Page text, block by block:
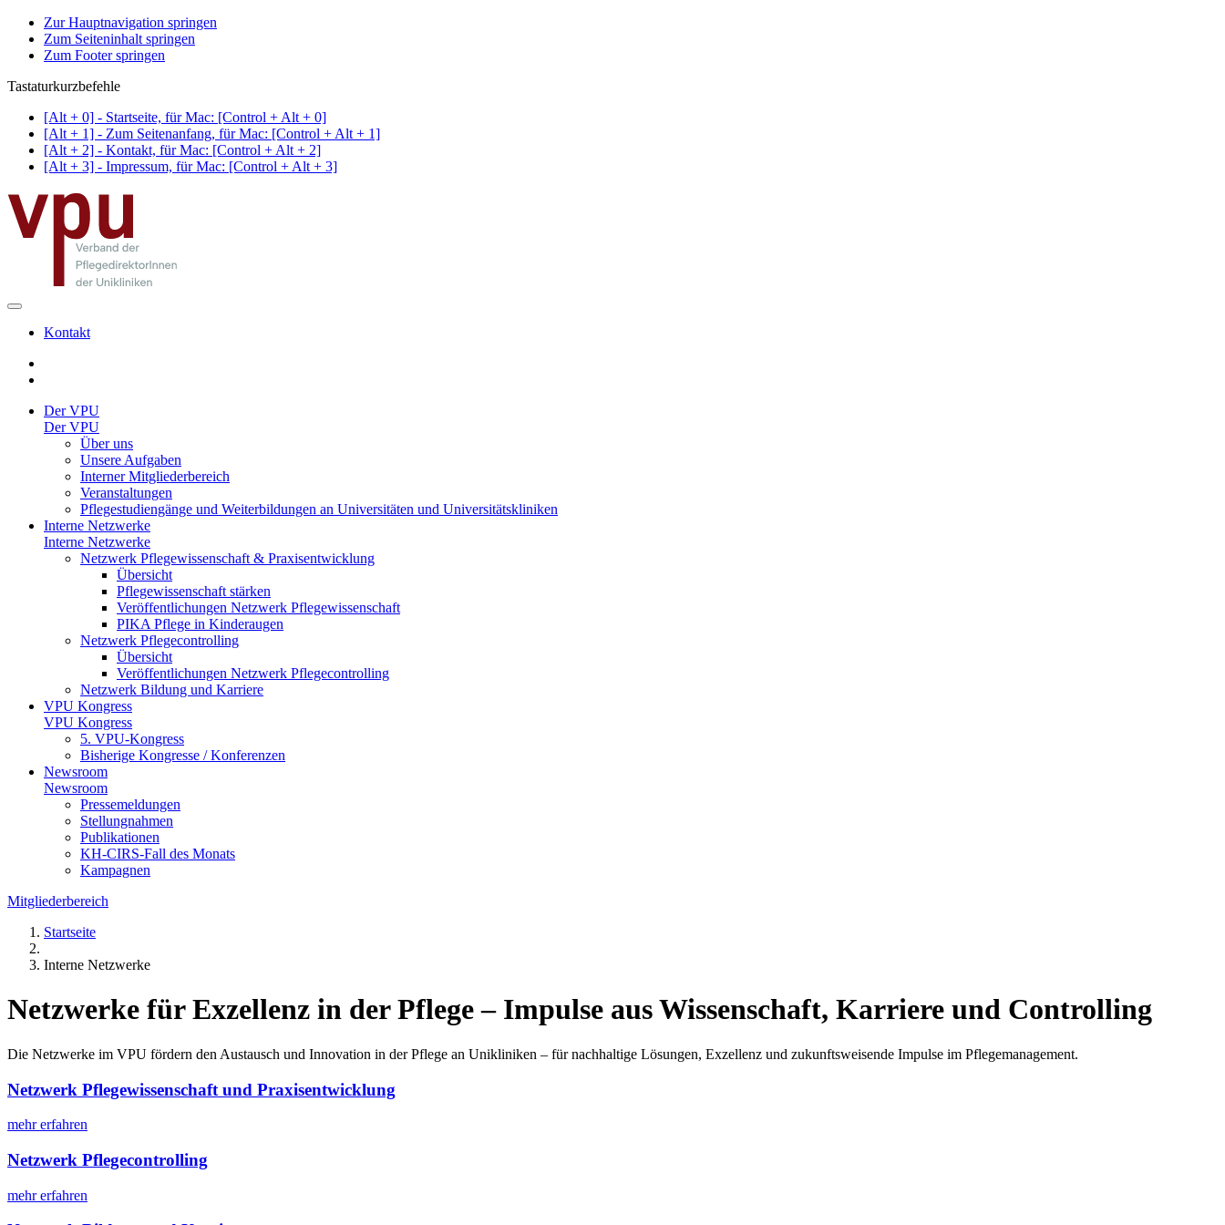
Zur Hauptnavigation springen
Zum Seiteninhalt springen
Zum Footer springen
Tastaturkurzbefehle
[Alt + 0] - Startseite, für Mac: [Control + Alt + 0]
[Alt + 1] - Zum Seitenanfang, für Mac: [Control + Alt + 1]
[Alt + 2] - Kontakt, für Mac: [Control + Alt + 2]
[Alt + 3] - Impressum, für Mac: [Control + Alt + 3]
Kontakt
Der VPU
Der VPU
Über uns
Unsere Aufgaben
Interner Mitgliederbereich
Veranstaltungen
Pflegestudiengänge und Weiterbildungen an Universitäten und Universitätskliniken
Interne Netzwerke
Interne Netzwerke
Netzwerk Pflegewissenschaft & Praxisentwicklung
Übersicht
Pflegewissenschaft stärken
Veröffentlichungen Netzwerk Pflegewissenschaft
PIKA Pflege in Kinderaugen
Netzwerk Pflegecontrolling
Übersicht
Veröffentlichungen Netzwerk Pflegecontrolling
Netzwerk Bildung und Karriere
VPU Kongress
VPU Kongress
5. VPU-Kongress
Bisherige Kongresse / Konferenzen
Newsroom
Newsroom
Pressemeldungen
Stellungnahmen
Publikationen
KH-CIRS-Fall des Monats
Kampagnen
Mitgliederbereich
Startseite
Interne Netzwerke
Netzwerke für Exzellenz in der Pflege – Impulse aus Wissenschaft, Karriere und Controlling
Die Netzwerke im VPU fördern den Austausch und Innovation in der Pflege an Unikliniken – für nachhaltige Lösungen, Exzellenz und zukunftsweisende Impulse im Pflegemanagement.
Netzwerk Pflegewissenschaft und Praxisentwicklung
mehr erfahren
Netzwerk Pflegecontrolling
mehr erfahren